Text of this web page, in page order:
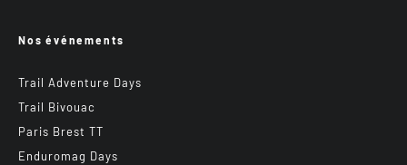
Nos événements
Trail Adventure Days
Trail Bivouac
Paris Brest TT
Enduromag Days